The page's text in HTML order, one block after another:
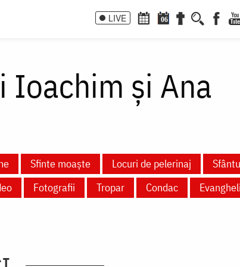
LIVE 06
Ioachim și Ana
Sfinte moaște Locuri de pelerinaj
Fotografii Tropar Condac